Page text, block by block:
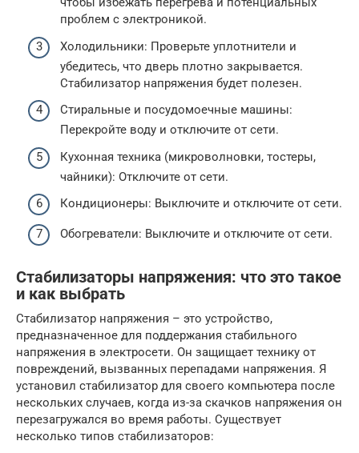
проблем с электроникой.
Холодильники: Проверьте уплотнители и
убедитесь, что дверь плотно закрывается.
Стабилизатор напряжения будет полезен.
Стиральные и посудомоечные машины:
Перекройте воду и отключите от сети.
Кухонная техника (микроволновки, тостеры,
чайники): Отключите от сети.
Кондиционеры: Выключите и отключите от сети.
Обогреватели: Выключите и отключите от сети.
Стабилизаторы напряжения: что это такое
и как выбрать
Стабилизатор напряжения – это устройство,
предназначенное для поддержания стабильного
напряжения в электросети. Он защищает технику от
повреждений, вызванных перепадами напряжения. Я
установил стабилизатор для своего компьютера после
нескольких случаев, когда из-за скачков напряжения он
перезагружался во время работы. Существует
несколько типов стабилизаторов: